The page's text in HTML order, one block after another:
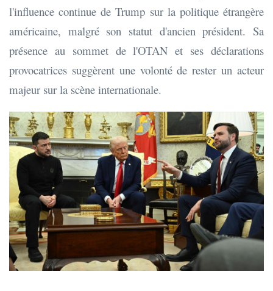
l'influence continue de Trump sur la politique étrangère
américaine, malgré son statut d'ancien président. Sa
présence au sommet de l'OTAN et ses déclarations
provocatrices suggèrent une volonté de rester un acteur
majeur sur la scène internationale.